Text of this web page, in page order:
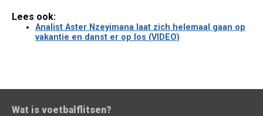
Lees ook:
Analist Aster Nzeyimana laat zich helemaal gaan op
vakantie en danst er op los (VIDEO)
Wat is voetbalflitsen?